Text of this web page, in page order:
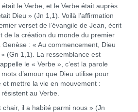
le Verbe, et le Verbe était auprès
Dieu » (Jn 1,1). Voilà l’affirmation
verset de l’évangile de Jean, écrit
de la création du monde du premier
: « Au commencement, Dieu
(Gn 1,1). La ressemblance est
le « Verbe », c’est la parole
d’amour que Dieu utilise pour
et mettre la vie en mouvement :
au Verbe.
chair, il a habité parmi nous » (Jn